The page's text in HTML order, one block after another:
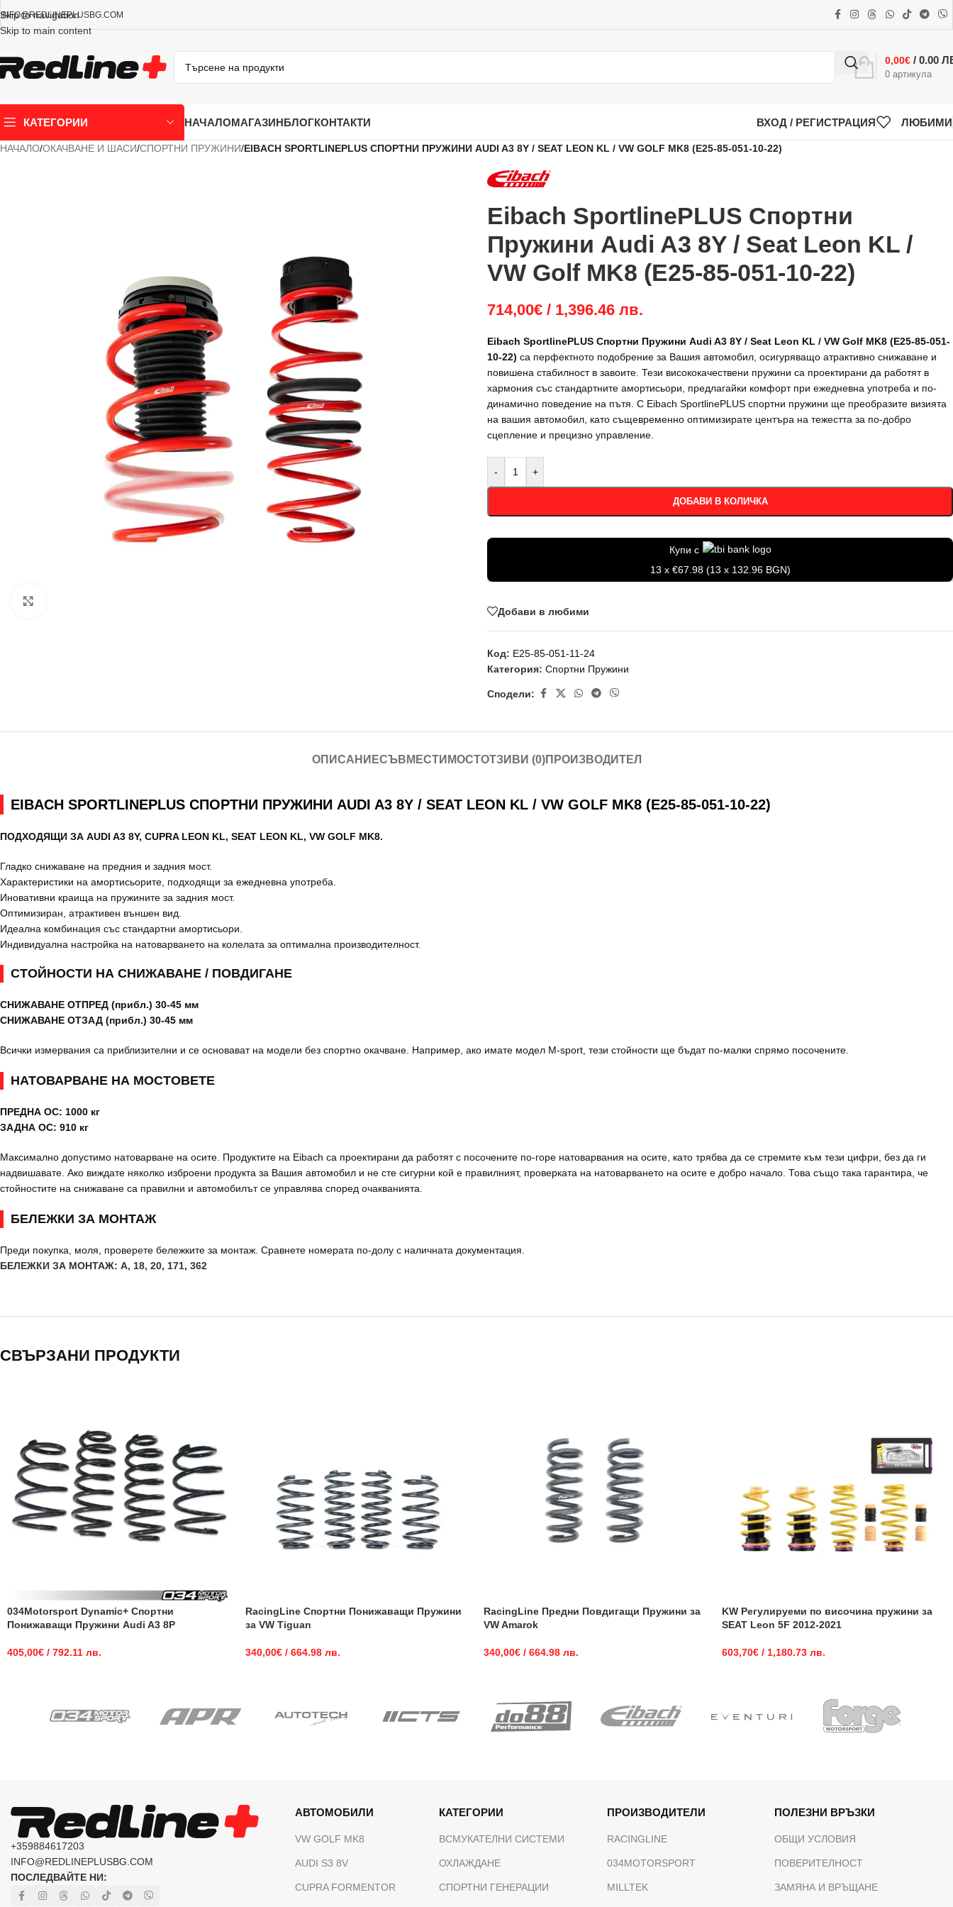
Skip to navigation
Skip to main content
INFO@REDLINEPLUSBG.COM
0 артикула
0,00€ / 0.00
КАТЕГОРИИ НАЧАЛОМАГАЗИНБЛОГКОНТАКТИ ВХОД / РЕГИСТРАЦИЯ ЛЮБИМИ
НАЧАЛО/ОКАЧВАНЕ И ШАСИ/СПОРТНИ ПРУЖИНИ/EIBACH SPORTLINEPLUS СПОРТНИ ПРУЖИНИ AUDI A3 8Y / SEAT LEON KL / VW GOLF MK8 (E25-85-051-10-22)
Eibach SportlinePLUS Спортни
Пружини Audi A3 8Y / Seat Leon KL /
VW Golf MK8 (E25-85-051-10-22)
714,00€ / 1,396.46 лв.
Eibach SportlinePLUS Спортни Пружини Audi A3 8Y / Seat Leon KL / VW Golf MK8 (E25-85-051-
10-22) са перфектното подобрение за Вашия автомобил, осигуряващо атрактивно снижаване и
повишена стабилност в завоите. Тези висококачествени пружини са проектирани да работят в
хармония със стандартните амортисьори, предлагайки комфорт при ежедневна употреба и по-
динамично поведение на пътя. С Eibach SportlinePLUS спортни пружини ще преобразите визията
на вашия автомобил, като същевременно оптимизирате центъра на тежестта за по-добро
сцепление и прецизно управление.
- +
ДОБАВИ В КОЛИЧКА
Купи с
13 x €67.98 (13 x 132.96 BGN)
Добави в любими
Код: E25-85-051-11-24
Категория: Спортни Пружини
Сподели:
ОПИСАНИЕСЪВМЕСТИМОСТОТЗИВИ (0)ПРОИЗВОДИТЕЛ
EIBACH SPORTLINEPLUS СПОРТНИ ПРУЖИНИ AUDI A3 8Y / SEAT LEON KL / VW GOLF MK8 (E25-85-051-10-22)
ПОДХОДЯЩИ ЗА AUDI A3 8Y, CUPRA LEON KL, SEAT LEON KL, VW GOLF MK8.
Гладко снижаване на предния и задния мост.
Характеристики на амортисьорите, подходящи за ежедневна употреба.
Иновативни краища на пружините за задния мост.
Оптимизиран, атрактивен външен вид.
Идеална комбинация със стандартни амортисьори.
Индивидуална настройка на натоварването на колелата за оптимална производителност.
СТОЙНОСТИ НА СНИЖАВАНЕ / ПОВДИГАНЕ
СНИЖАВАНЕ ОТПРЕД (прибл.) 30-45 мм
СНИЖАВАНЕ ОТЗАД (прибл.) 30-45 мм
Всички измервания са приблизителни и се основават на модели без спортно окачване. Например, ако имате модел M-sport, тези стойности ще бъдат по-малки спрямо посочените.
НАТОВАРВАНЕ НА МОСТОВЕТЕ
ПРЕДНА ОС: 1000 кг
ЗАДНА ОС: 910 кг
Максимално допустимо натоварване на осите. Продуктите на Eibach са проектирани да работят с посочените по-горе натоварвания на осите, като трябва да се стремите към тези цифри, без да ги
надвишавате. Ако виждате няколко изброени продукта за Вашия автомобил и не сте сигурни кой е правилният, проверката на натоварването на осите е добро начало. Това също така гарантира, че
стойностите на снижаване са правилни и автомобилът се управлява според очакванията.
БЕЛЕЖКИ ЗА МОНТАЖ
Преди покупка, моля, проверете бележките за монтаж. Сравнете номерата по-долу с наличната документация.
БЕЛЕЖКИ ЗА МОНТАЖ: A, 18, 20, 171, 362
СВЪРЗАНИ ПРОДУКТИ
034Motorsport Dynamic+ Спортни
Понижаващи Пружини Audi A3 8P
405,00€ / 792.11 лв.
RacingLine Спортни Понижаващи Пружини
за VW Tiguan
340,00€ / 664.98 лв.
RacingLine Предни Повдигащи Пружини за
VW Amarok
340,00€ / 664.98 лв.
KW Регулируеми по височина пружини за
SEAT Leon 5F 2012-2021
603,70€ / 1,180.73 лв.
+359884617203
INFO@REDLINEPLUSBG.COM
ПОСЛЕДВАЙТЕ НИ:
АВТОМОБИЛИ
VW GOLF MK8
AUDI S3 8V
CUPRA FORMENTOR
КАТЕГОРИИ
ВСМУКАТЕЛНИ СИСТЕМИ
ОХЛАЖДАНЕ
СПОРТНИ ГЕНЕРАЦИИ
ПРОИЗВОДИТЕЛИ
RACINGLINE
034MOTORSPORT
MILLTEK
ПОЛЕЗНИ ВРЪЗКИ
ОБЩИ УСЛОВИЯ
ПОВЕРИТЕЛНОСТ
ЗАМЯНА И ВРЪЩАНЕ